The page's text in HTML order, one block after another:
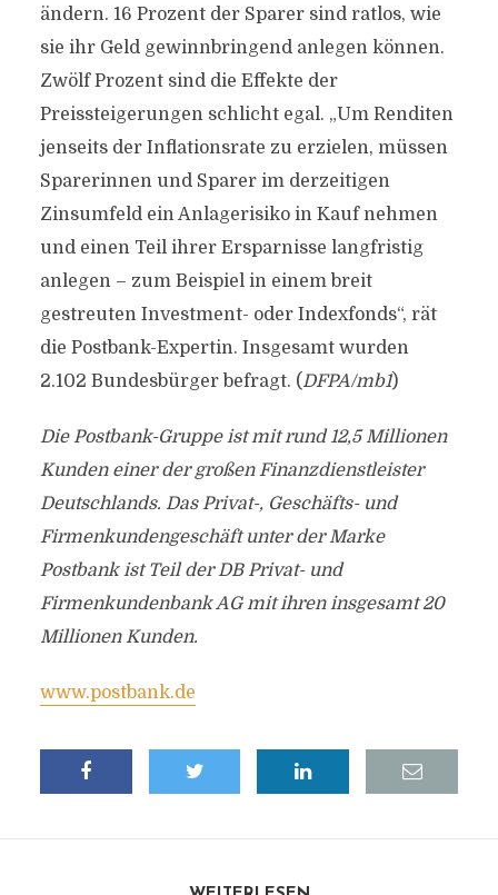
ändern. 16 Prozent der Sparer sind ratlos, wie
sie ihr Geld gewinnbringend anlegen können.
Zwölf Prozent sind die Effekte der
Preissteigerungen schlicht egal. „Um Renditen
jenseits der Inflationsrate zu erzielen, müssen
Sparerinnen und Sparer im derzeitigen
Zinsumfeld ein Anlagerisiko in Kauf nehmen
und einen Teil ihrer Ersparnisse langfristig
anlegen – zum Beispiel in einem breit
gestreuten Investment- oder Indexfonds“, rät
die Postbank-Expertin. Insgesamt wurden
2.102 Bundesbürger befragt. (DFPA/mb1)
Die Postbank-Gruppe ist mit rund 12,5 Millionen
Kunden einer der großen Finanzdienstleister
Deutschlands. Das Privat-, Geschäfts- und
Firmenkundengeschäft unter der Marke
Postbank ist Teil der DB Privat- und
Firmenkundenbank AG mit ihren insgesamt 20
Millionen Kunden.
www.postbank.de